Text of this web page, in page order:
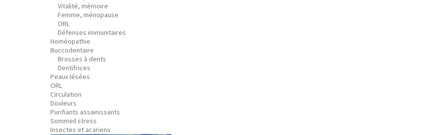
Vitalité, mémoire
Femme, ménopause
ORL
Défenses immunitaires
Homéopathie
Buccodentaire
Brosses à dents
Dentifrices
Peaux lésées
ORL
Circulation
Douleurs
Purifiants assainissants
Sommeil stress
Insectes et acariens